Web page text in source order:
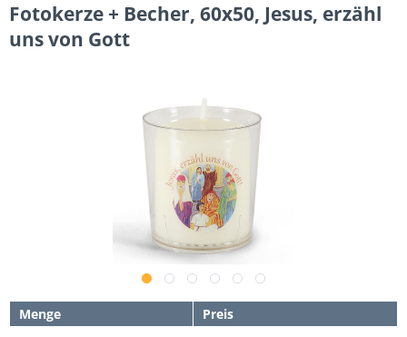
Fotokerze + Becher, 60x50, Jesus, erzähl
uns von Gott
Menge
Preis